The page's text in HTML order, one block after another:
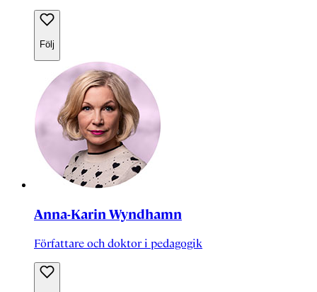
Följ
Anna-Karin Wyndhamn
Författare och doktor i pedagogik